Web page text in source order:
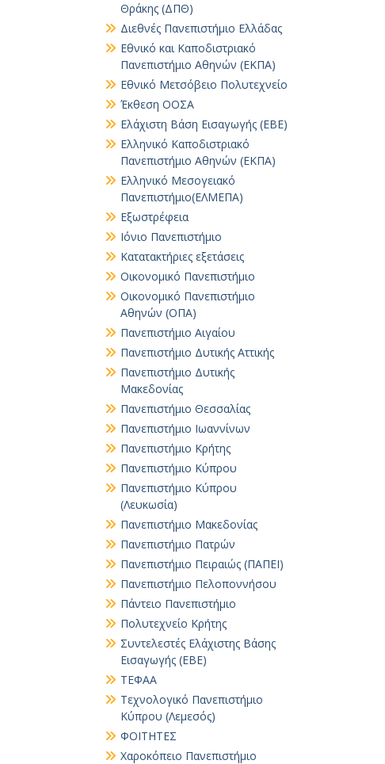
Θράκης (ΔΠΘ)
Διεθνές Πανεπιστήμιο Ελλάδας
Εθνικό και Καποδιστριακό
Πανεπιστήμιο Αθηνών (ΕΚΠΑ)
Εθνικό Μετσόβειο Πολυτεχνείο
Έκθεση ΟΟΣΑ
Ελάχιστη Βάση Εισαγωγής (ΕΒΕ)
Ελληνικό Καποδιστριακό
Πανεπιστήμιο Αθηνών (ΕΚΠΑ)
Ελληνικό Μεσογειακό
Πανεπιστήμιο(ΕΛΜΕΠΑ)
Εξωστρέφεια
Ιόνιο Πανεπιστήμιο
Κατατακτήριες εξετάσεις
Οικονομικό Πανεπιστήμιο
Οικονομικό Πανεπιστήμιο
Αθηνών (ΟΠΑ)
Πανεπιστήμιο Αιγαίου
Πανεπιστήμιο Δυτικής Αττικής
Πανεπιστήμιο Δυτικής
Μακεδονίας
Πανεπιστήμιο Θεσσαλίας
Πανεπιστήμιο Ιωαννίνων
Πανεπιστήμιο Κρήτης
Πανεπιστήμιο Κύπρου
Πανεπιστήμιο Κύπρου
(Λευκωσία)
Πανεπιστήμιο Μακεδονίας
Πανεπιστήμιο Πατρών
Πανεπιστήμιο Πειραιώς (ΠΑΠΕΙ)
Πανεπιστήμιο Πελοποννήσου
Πάντειο Πανεπιστήμιο
Πολυτεχνείο Κρήτης
Συντελεστές Ελάχιστης Βάσης
Εισαγωγής (ΕΒΕ)
ΤΕΦΑΑ
Τεχνολογικό Πανεπιστήμιο
Κύπρου (Λεμεσός)
ΦΟΙΤΗΤΕΣ
Χαροκόπειο Πανεπιστήμιο